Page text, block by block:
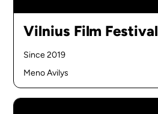
Vilnius Film Festival
Since 2019
Meno Avilys